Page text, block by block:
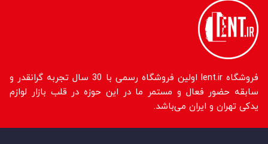
فروشگاه lent.ir اولین فروشگاه رسمی با 30 سال تجربه گرانقدر و
سابقه حضور فعال و مستمر ما در این حوزه در قلب بازار لوازم
یدکی تهران و ایران می‌باشد.